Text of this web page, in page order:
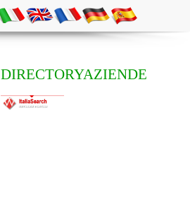
DIRECTORYAZIENDE